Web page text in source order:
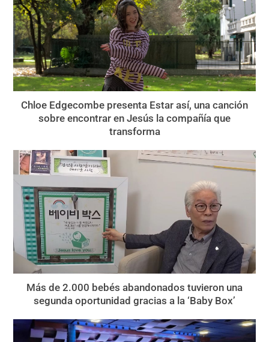
Chloe Edgecombe presenta Estar así, una canción
sobre encontrar en Jesús la compañía que
transforma
Más de 2.000 bebés abandonados tuvieron una
segunda oportunidad gracias a la ‘Baby Box’